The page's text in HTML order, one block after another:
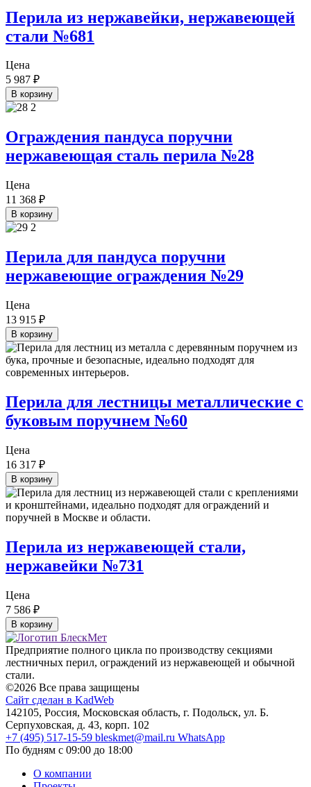
Перила из нержавейки, нержавеющей
стали №681
Цена
5 987 ₽
В корзину
Ограждения пандуса поручни
нержавеющая сталь перила №28
Цена
11 368 ₽
В корзину
Перила для пандуса поручни
нержавеющие ограждения №29
Цена
13 915 ₽
В корзину
Перила для лестницы металлические с
буковым поручнем №60
Цена
16 317 ₽
В корзину
Перила из нержавеющей стали,
нержавейки №731
Цена
7 586 ₽
В корзину
Предприятие полного цикла по производству секциями
лестничных перил, ограждений из нержавеющей и обычной
стали.
©2026 Все права защищены
Сайт сделан в KadWeb
142105, Россия, Московская область, г. Подольск, ул. Б.
Серпуховская, д. 43, корп. 102
+7 (495) 517-15-59 bleskmet@mail.ru WhatsApp
По будням с 09:00 до 18:00
О компании